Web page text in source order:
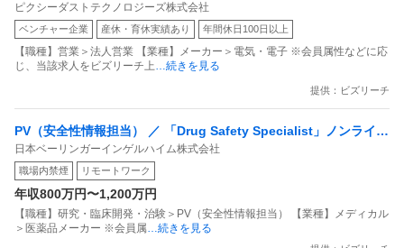
ド事業の「仕組み」を創る／爆速成長セールス（VUEVO）
ピクシーダストテクノロジーズ株式会社
ベンチャー企業 産休・育休実績あり 年間休日100日以上
【職種】営業＞法人営業 【業種】メーカー＞電気・電子 ※会員属性などに応
じ、当該求人をビズリーチ上…続きを見る
提供：ビズリーチ
PV（安全性情報担当） ／ 「Drug Safety Specialist」ノンライン
マネージャーまたはスタッフ想定／リモート可／出社月1~2回程度
日本ベーリンガーインゲルハイム株式会社
職場内禁煙 リモートワーク
年収800万円〜1,200万円
【職種】研究・臨床開発・治験＞PV（安全性情報担当） 【業種】メディカル
＞医薬品メーカー ※会員属…続きを見る